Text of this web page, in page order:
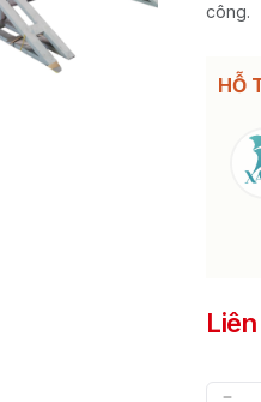
công.
HỖ